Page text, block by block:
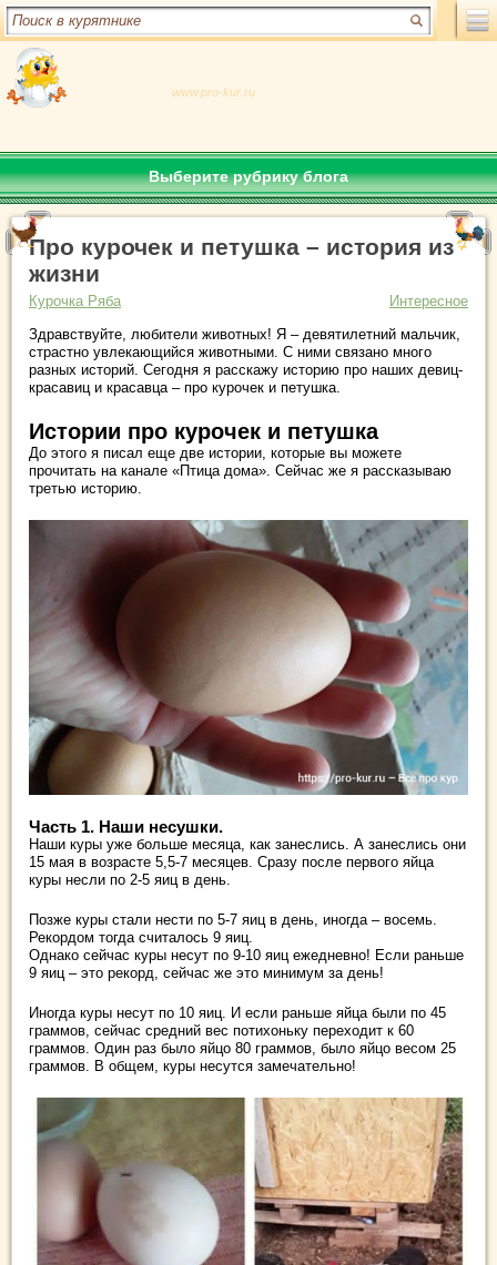
www.pro-kur.ru
Выберите рубрику блога
Про курочек и петушка – история из
жизни
Курочка Ряба
Интересное
Здравствуйте, любители животных! Я – девятилетний мальчик,
страстно увлекающийся животными. С ними связано много
разных историй. Сегодня я расскажу историю про наших девиц-
красавиц и красавца – про курочек и петушка.
Истории про курочек и петушка
До этого я писал еще две истории, которые вы можете
прочитать на канале «Птица дома». Сейчас же я рассказываю
третью историю.
Часть 1. Наши несушки.
Наши куры уже больше месяца, как занеслись. А занеслись они
15 мая в возрасте 5,5-7 месяцев. Сразу после первого яйца
куры несли по 2-5 яиц в день.
Позже куры стали нести по 5-7 яиц в день, иногда – восемь.
Рекордом тогда считалось 9 яиц.
Однако сейчас куры несут по 9-10 яиц ежедневно! Если раньше
9 яиц – это рекорд, сейчас же это минимум за день!
Иногда куры несут по 10 яиц. И если раньше яйца были по 45
граммов, сейчас средний вес потихоньку переходит к 60
граммов. Один раз было яйцо 80 граммов, было яйцо весом 25
граммов. В общем, куры несутся замечательно!